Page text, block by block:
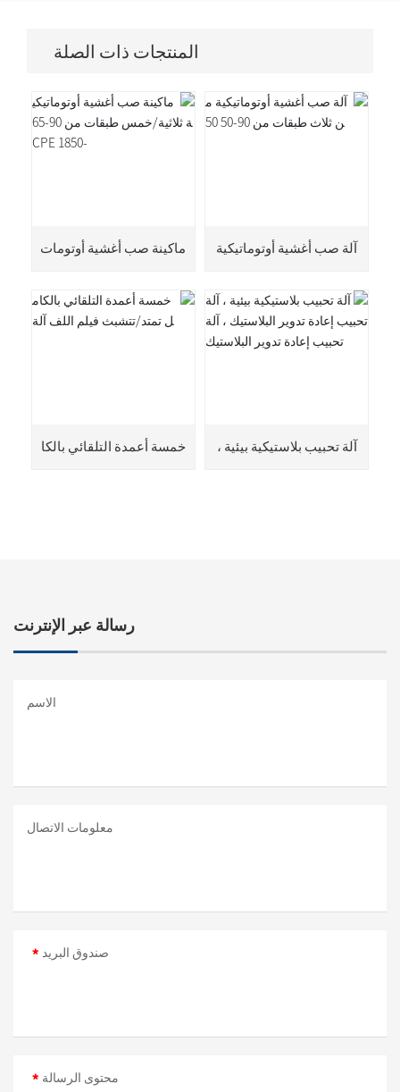
المنتجات ذات الصلة
آلة صب أغشية أوتوماتيكية
50
ماكينة صب أغشية أوتومات
ن 90-65-1850 CPE
آلة تحبيب بلاستيكية بيئية ،
خمسة أعمدة التلقائي بالكا
رسالة عبر الإنترنت
الاسم
معلومات الاتصال
صندوق البريد
محتوى الرسالة